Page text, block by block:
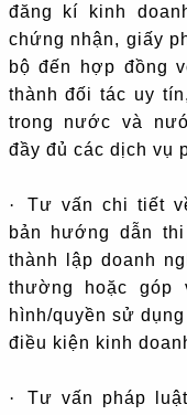
đăng kí kinh
chứng nhận, giấy
bộ đến hợp đồng
thành đối tác uy
trong nước và
đầy đủ các dịch vụ
·
Tư vấn chi tiết
bản hướng dẫn
thành lập doanh
thường hoặc góp
hình/quyền sử
điều kiện kinh
·
Tư vấn pháp